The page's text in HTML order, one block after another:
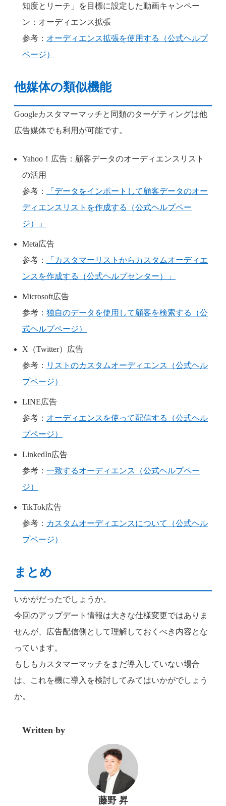
知度とリーチ」を目標に設定した動画キャンペー
ン：オーディエンス拡張
参考： オーディエンス拡張を使用する（公式ヘルプ
ページ）
他媒体の類似機能
Googleカスタマーマッチと同類のターゲティングは他
広告媒体でも利用が可能です。
Yahoo！広告：顧客データのオーディエンスリスト
の活用
参考：
「データをインポートして顧客データのオー
ディエンスリストを作成する（公式ヘルプペー
ジ）」
Meta広告
参考：
「カスタマーリストからカスタムオーディエ
ンスを作成する（公式ヘルプセンター）」
Microsoft広告
参考： 独自のデータを使用して顧客を検索する（公
式ヘルプページ）
X（Twitter）広告
参考： リストのカスタムオーディエンス（公式ヘル
プページ）
LINE広告
参考： オーディエンスを使って配信する（公式ヘル
プページ）
LinkedIn広告
参考： 一致するオーディエンス（公式ヘルプペー
ジ）
TikTok広告
参考： カスタムオーディエンスについて（公式ヘル
プページ）
まとめ
いかがだったでしょうか。
今回のアップデート情報は大きな仕様変更ではありま
せんが、広告配信側として理解しておくべき内容とな
っています。
もしもカスタマーマッチをまだ導入していない場合
は、これを機に導入を検討してみてはいかがでしょう
か。
Written by
藤野 昇